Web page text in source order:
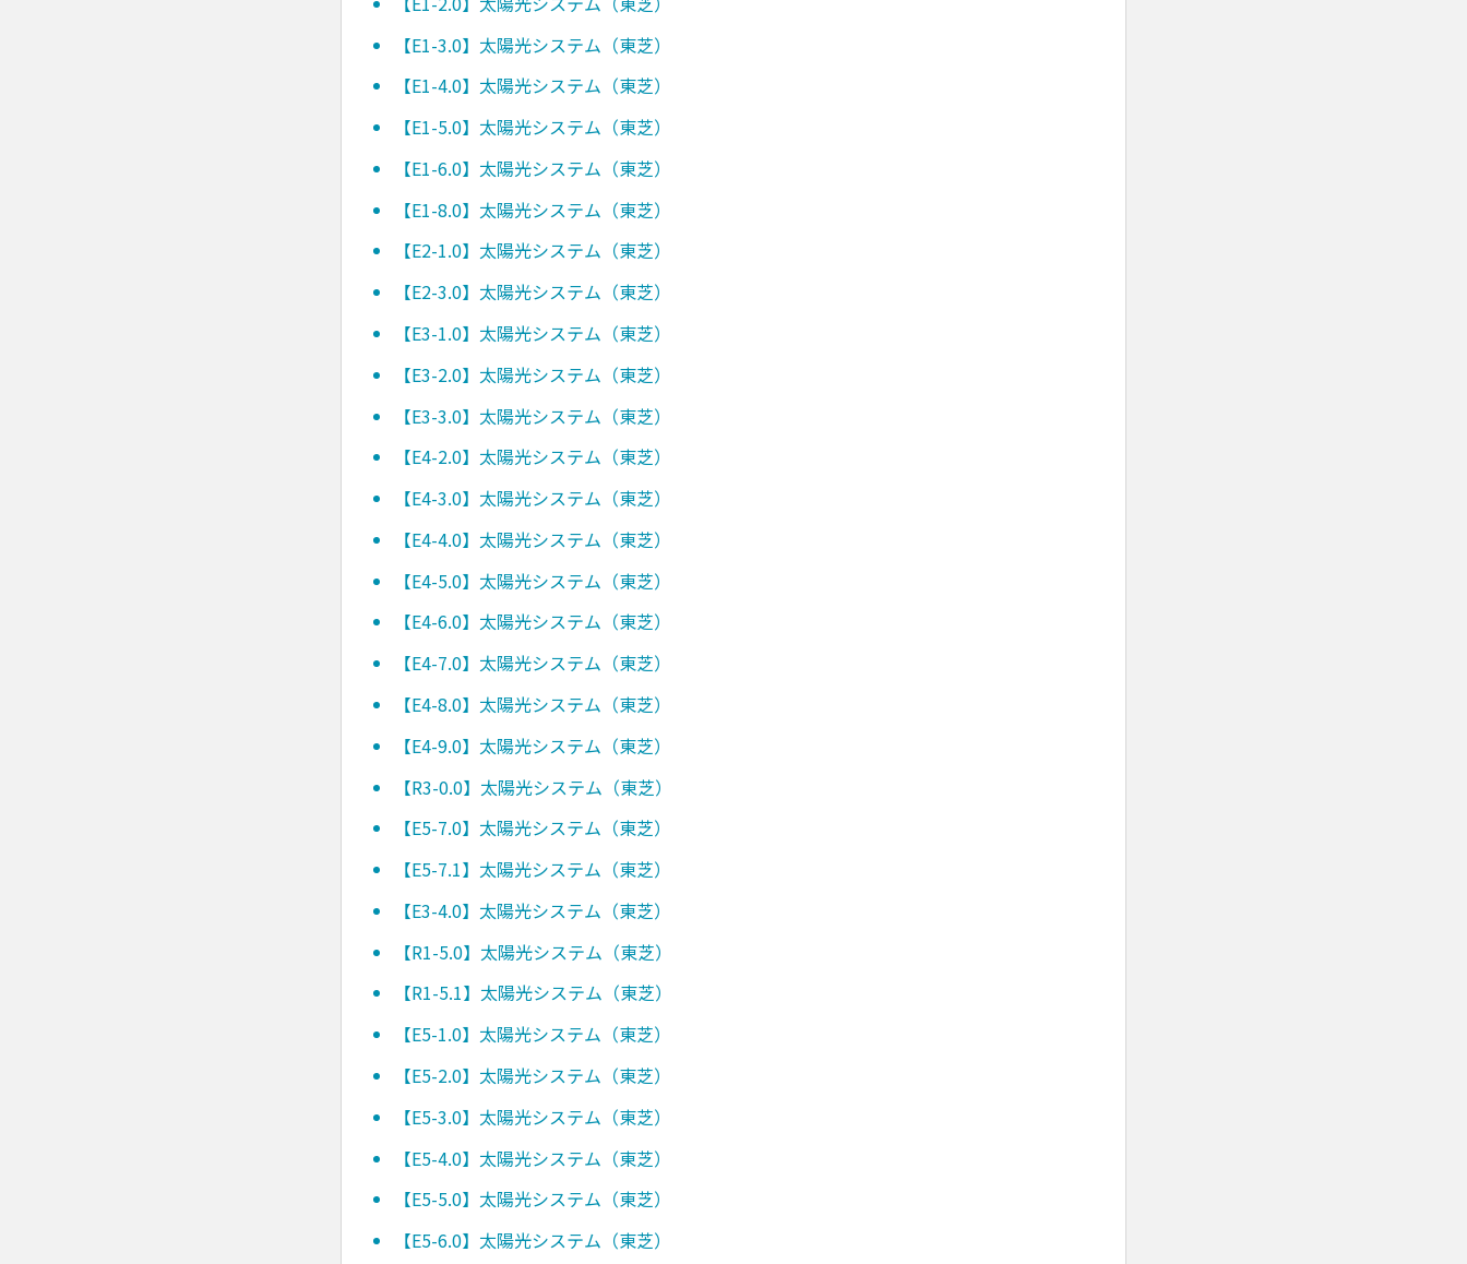
【E1-3.0】太陽光システム（東芝）
【E1-4.0】太陽光システム（東芝）
【E1-5.0】太陽光システム（東芝）
【E1-6.0】太陽光システム（東芝）
【E1-8.0】太陽光システム（東芝）
【E2-1.0】太陽光システム（東芝）
【E2-3.0】太陽光システム（東芝）
【E3-1.0】太陽光システム（東芝）
【E3-2.0】太陽光システム（東芝）
【E3-3.0】太陽光システム（東芝）
【E4-2.0】太陽光システム（東芝）
【E4-3.0】太陽光システム（東芝）
【E4-4.0】太陽光システム（東芝）
【E4-5.0】太陽光システム（東芝）
【E4-6.0】太陽光システム（東芝）
【E4-7.0】太陽光システム（東芝）
【E4-8.0】太陽光システム（東芝）
【E4-9.0】太陽光システム（東芝）
【R3-0.0】太陽光システム（東芝）
【E5-7.0】太陽光システム（東芝）
【E5-7.1】太陽光システム（東芝）
【E3-4.0】太陽光システム（東芝）
【R1-5.0】太陽光システム（東芝）
【R1-5.1】太陽光システム（東芝）
【E5-1.0】太陽光システム（東芝）
【E5-2.0】太陽光システム（東芝）
【E5-3.0】太陽光システム（東芝）
【E5-4.0】太陽光システム（東芝）
【E5-5.0】太陽光システム（東芝）
【E5-6.0】太陽光システム（東芝）